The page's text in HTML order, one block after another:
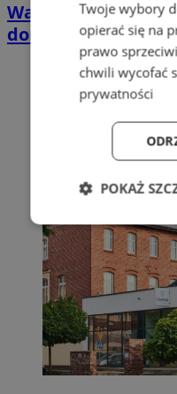
Wakacyjny
domkach
Twoje wybory
opierać się na
prawo
chwili wycofać
prywatności
POKAŻ
Niezbędne